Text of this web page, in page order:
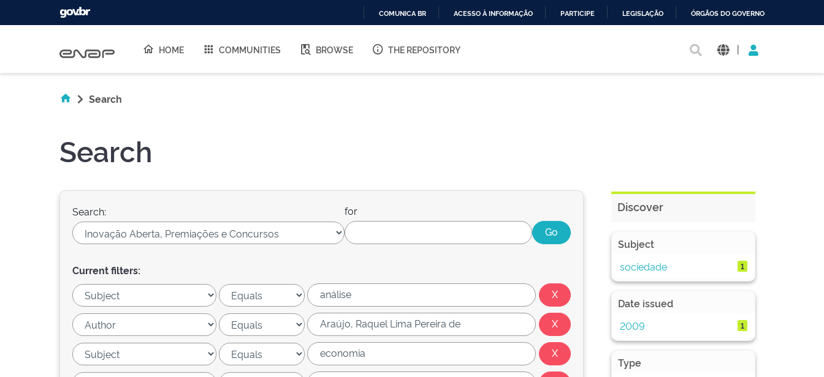
O
COMUNICA BR ACESSO À INFORMAÇÃO PARTICIPE LEGISLAÇÃO ÓRGÃOS DO GOVERNO
HOME COMMUNITIES BROWSE THE REPOSITORY |
Search
Search
Search: for
Current filters:
Discover
Subject
sociedade
1
Date issued
2009
1
Type